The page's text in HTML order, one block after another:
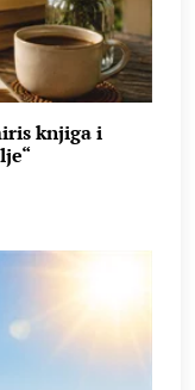
knjiga i